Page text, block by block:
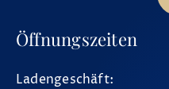
Öffnungszeiten
Ladengeschäft: